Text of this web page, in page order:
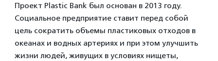
Проект Plastic Bank был основан в 2013 году.
Социальное предприятие ставит перед собой
цель сократить объемы пластиковых отходов в
океанах и водных артериях и при этом улучшить
жизни людей, живущих в условиях нищеты,